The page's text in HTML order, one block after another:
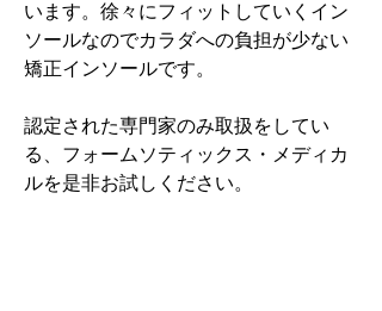
います。徐々にフィットしていくイン
ソールなのでカラダへの負担が少ない
矯正インソールです。
認定された専門家のみ取扱をしてい
る、フォームソティックス・メディカ
ルを是非お試しください。